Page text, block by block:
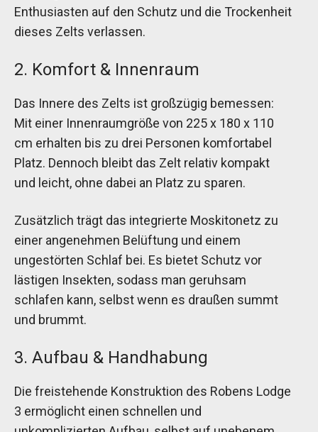
Enthusiasten auf den Schutz und die Trockenheit
dieses Zelts verlassen.
2. Komfort & Innenraum
Das Innere des Zelts ist großzügig bemessen:
Mit einer Innenraumgröße von 225 x 180 x 110
cm erhalten bis zu drei Personen komfortabel
Platz. Dennoch bleibt das Zelt relativ kompakt
und leicht, ohne dabei an Platz zu sparen.
Zusätzlich trägt das integrierte Moskitonetz zu
einer angenehmen Belüftung und einem
ungestörten Schlaf bei. Es bietet Schutz vor
lästigen Insekten, sodass man geruhsam
schlafen kann, selbst wenn es draußen summt
und brummt.
3. Aufbau & Handhabung
Die freistehende Konstruktion des Robens Lodge
3 ermöglicht einen schnellen und